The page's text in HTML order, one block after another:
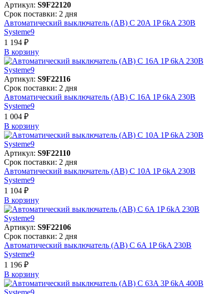
Артикул: S9F22120
Срок поставки: 2 дня
Автоматический выключатель (АВ) C 20A 1P 6kA 230В
Systeme9
1 194 ₽
В корзинy
Артикул: S9F22116
Срок поставки: 2 дня
Автоматический выключатель (АВ) C 16A 1P 6kA 230В
Systeme9
1 004 ₽
В корзинy
Артикул: S9F22110
Срок поставки: 2 дня
Автоматический выключатель (АВ) C 10A 1P 6kA 230В
Systeme9
1 104 ₽
В корзинy
Артикул: S9F22106
Срок поставки: 2 дня
Автоматический выключатель (АВ) C 6A 1P 6kA 230В
Systeme9
1 196 ₽
В корзинy